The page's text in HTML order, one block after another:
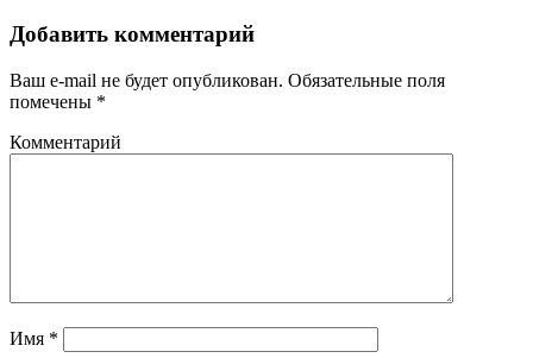
Добавить комментарий
Ваш e-mail не будет опубликован. Обязательные поля
помечены *
Комментарий
Имя *